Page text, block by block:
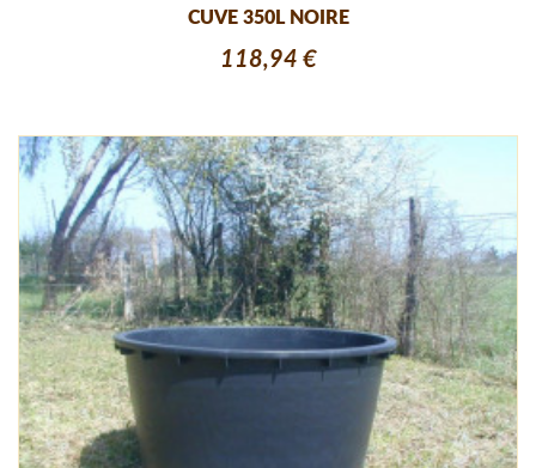
CUVE 350L NOIRE
118,94 €